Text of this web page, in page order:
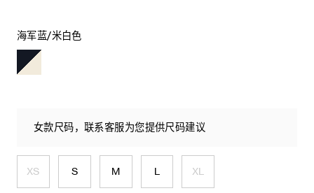
海军蓝/米白色
女款尺码，联系客服为您提供尺码建议
XS S M L XL